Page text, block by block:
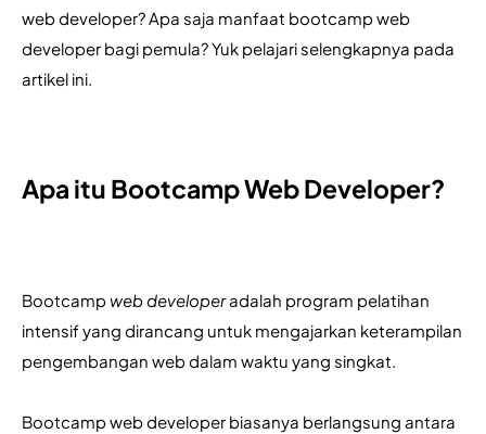
web developer? Apa saja manfaat bootcamp web
developer bagi pemula? Yuk pelajari selengkapnya pada
artikel ini.
Apa itu Bootcamp Web Developer?
Bootcamp web developer adalah program pelatihan
intensif yang dirancang untuk mengajarkan keterampilan
pengembangan web dalam waktu yang singkat.
Bootcamp web developer biasanya berlangsung antara